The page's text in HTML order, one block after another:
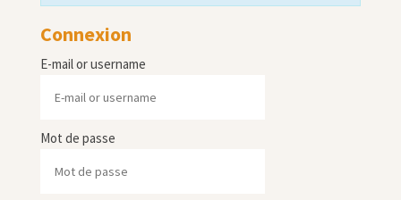
Connexion
E-mail or username
Mot de passe